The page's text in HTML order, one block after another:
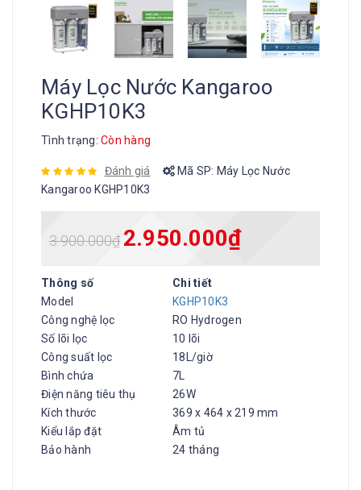
Máy Lọc Nước Kangaroo
KGHP10K3
Tình trạng: Còn hàng
Đánh giá Mã SP: Máy Lọc Nước
Kangaroo KGHP10K3
3.900.000₫ 2.950.000₫
Thông số
Chi tiết
Model
KGHP10K3
Công nghệ lọc
RO Hydrogen
Số lõi lọc
10 lõi
Công suất lọc
18L/giờ
Bình chứa
7L
Điện năng tiêu thụ
26W
Kích thước
369 x 464 x 219 mm
Kiểu lắp đặt
Âm tủ
Bảo hành
24 tháng